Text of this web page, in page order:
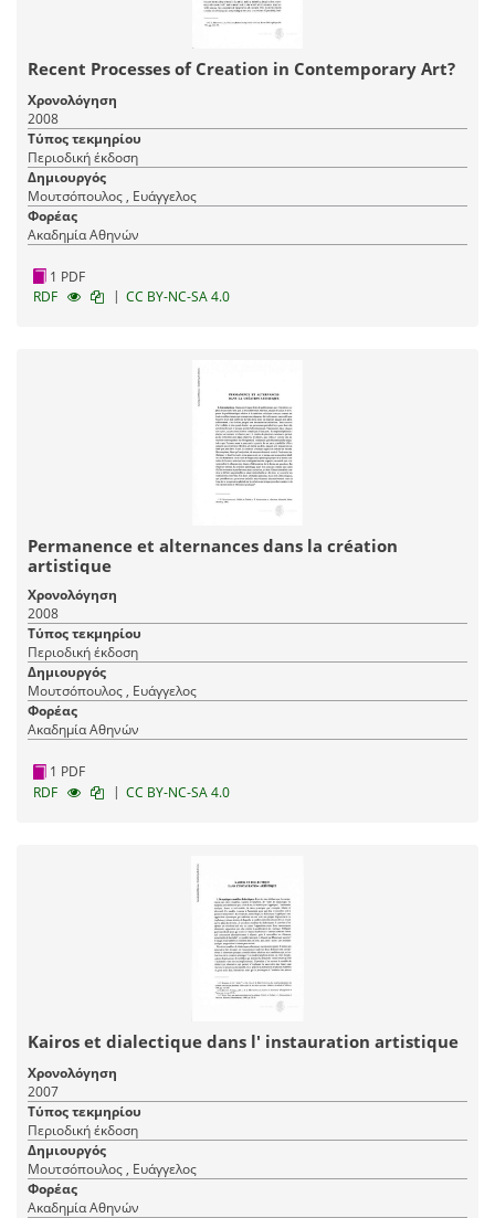
Recent Processes of Creation in Contemporary Art?
Χρονολόγηση
2008
Τύπος τεκμηρίου
Περιοδική έκδοση
Δημιουργός
Μουτσόπουλος , Ευάγγελος
Φορέας
Ακαδημία Αθηνών
1 PDF
RDF
| CC BY-NC-SA 4.0
Permanence et alternances dans la création
artistique
Χρονολόγηση
2008
Τύπος τεκμηρίου
Περιοδική έκδοση
Δημιουργός
Μουτσόπουλος , Ευάγγελος
Φορέας
Ακαδημία Αθηνών
1 PDF
RDF
| CC BY-NC-SA 4.0
Kairos et dialectique dans l' instauration artistique
Χρονολόγηση
2007
Τύπος τεκμηρίου
Περιοδική έκδοση
Δημιουργός
Μουτσόπουλος , Ευάγγελος
Φορέας
Ακαδημία Αθηνών